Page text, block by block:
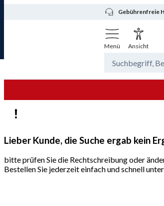
Gebührenfreie
Menü Ansicht
Lieber Kunde, die Suche ergab kein
bitte prüfen Sie die Rechtschreibung oder
Bestellen Sie jederzeit einfach und schnell